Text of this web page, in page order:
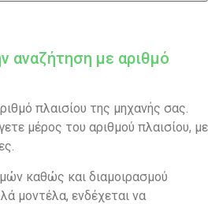
αναζήτηση με αριθμό
πλαισίου της μηχανής σας.
μέρος του αριθμού πλαισίου, με
καθώς και διαμοιρασμού
μοντέλα, ενδέχεται να